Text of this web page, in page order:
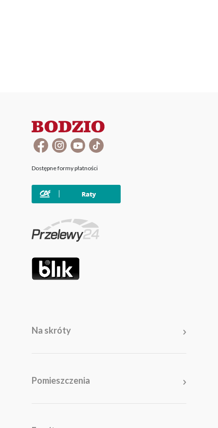
Dostępne formy płatności
Na skróty
Pomieszczenia